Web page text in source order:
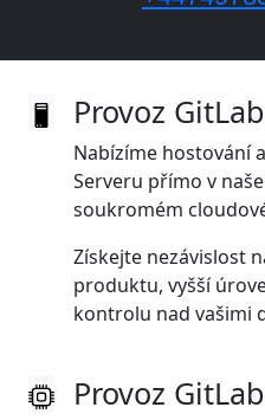
Provoz
Nabízíme hostování
Serveru přímo v
soukromém
Získejte nezávislost
produktu, vyšší
kontrolu nad vašimi
Provoz